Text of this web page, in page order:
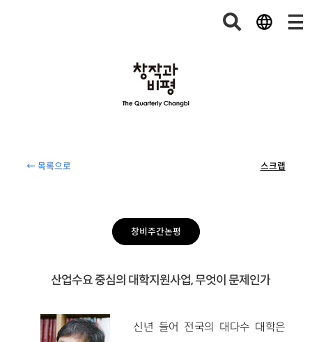
← 목록으로 스크랩
창비주간논평
산업수요 중심의 대학지원사업, 무엇이 문제인가
신년 들어 전국의 대다수 대학은